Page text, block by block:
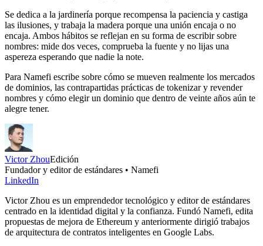
Se dedica a la jardinería porque recompensa la paciencia y castiga
las ilusiones, y trabaja la madera porque una unión encaja o no
encaja. Ambos hábitos se reflejan en su forma de escribir sobre
nombres: mide dos veces, comprueba la fuente y no lijas una
aspereza esperando que nadie la note.
Para Namefi escribe sobre cómo se mueven realmente los mercados
de dominios, las contrapartidas prácticas de tokenizar y revender
nombres y cómo elegir un dominio que dentro de veinte años aún te
alegre tener.
Victor ZhouEdición
Fundador y editor de estándares • Namefi
LinkedIn
Victor Zhou es un emprendedor tecnológico y editor de estándares
centrado en la identidad digital y la confianza. Fundó Namefi, edita
propuestas de mejora de Ethereum y anteriormente dirigió trabajos
de arquitectura de contratos inteligentes en Google Labs.